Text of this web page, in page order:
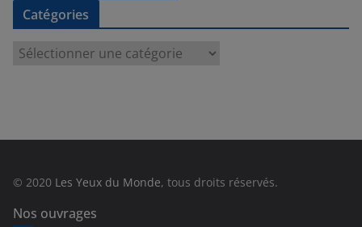
Catégories
e
© 2020 Les Yeux du Monde, tous droits réservés.
Nos ouvrages